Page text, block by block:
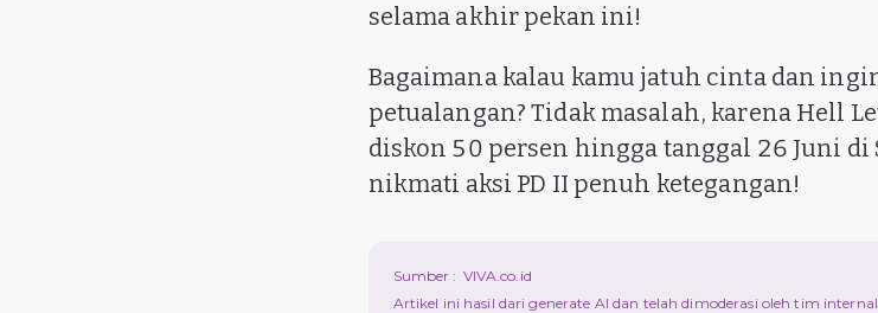
selama akhir pekan ini!
Bagaimana kalau kamu jatuh cinta dan
petualangan? Tidak masalah, karena Hell
diskon 50 persen hingga tanggal 26 Juni di
nikmati aksi PD II penuh ketegangan!
Sumber : VIVA.co.id
Artikel ini hasil dari generate AI dan telah dimoderasi oleh tim internal